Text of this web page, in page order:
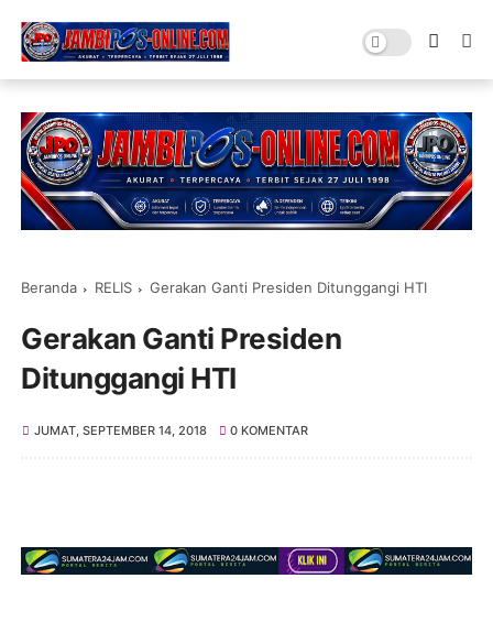
Beranda RELIS Gerakan Ganti Presiden Ditunggangi HTI
Gerakan Ganti Presiden
Ditunggangi HTI
JUMAT, SEPTEMBER 14, 2018 0 KOMENTAR